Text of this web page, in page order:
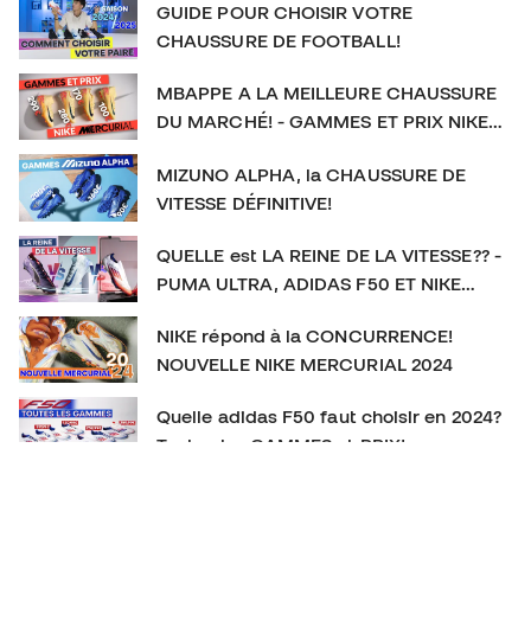
GUIDE POUR CHOISIR VOTRE
CHAUSSURE DE FOOTBALL!
MBAPPE A LA MEILLEURE CHAUSSURE
DU MARCHÉ! - GAMMES ET PRIX NIKE
MIZUNO ALPHA, la CHAUSSURE DE
VITESSE DÉFINITIVE!
QUELLE est LA REINE DE LA VITESSE?? -
PUMA ULTRA, ADIDAS F50 ET NIKE
NIKE répond à la CONCURRENCE!
NOUVELLE NIKE MERCURIAL 2024
Quelle adidas F50 faut choisir en 2024?
Toutes les GAMMES et PRIX!